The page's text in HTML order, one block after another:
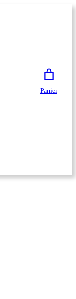
Panier